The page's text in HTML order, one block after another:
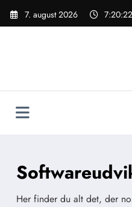
Videre
7. august 2026
Her finder du alt det, der